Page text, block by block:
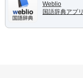
Weblio
国語辞典アプリ